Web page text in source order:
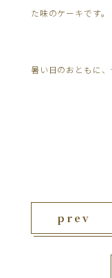
た味のケーキです。
暑い日のおともに
prev